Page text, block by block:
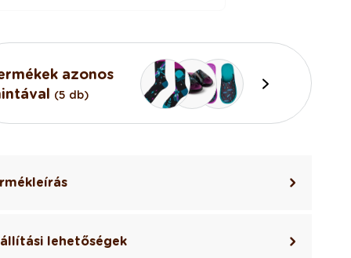
azonos
(5 db)
lehetőségek